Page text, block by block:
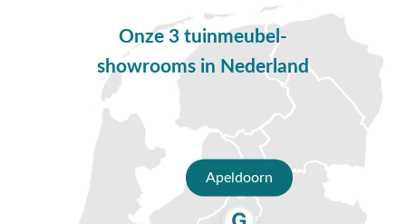
✔ 9.4/10 uit 19.500+ klantbeoordelingen
✔ Gratis verzending vanaf €50,-
✔ 3 fysieke showrooms
Onze 3 tuinmeubel-
showrooms in Nederland
Apeldoorn